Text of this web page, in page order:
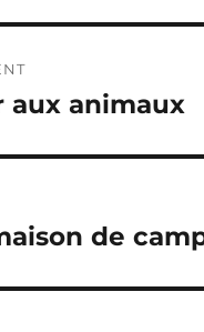
aux animaux
de